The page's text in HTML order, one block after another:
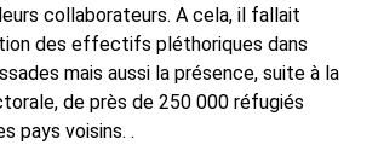
collaborateurs. A cela, il fallait
des effectifs pléthoriques dans
mais aussi la présence, suite à la
de près de 250 000 réfugiés
pays voisins. .